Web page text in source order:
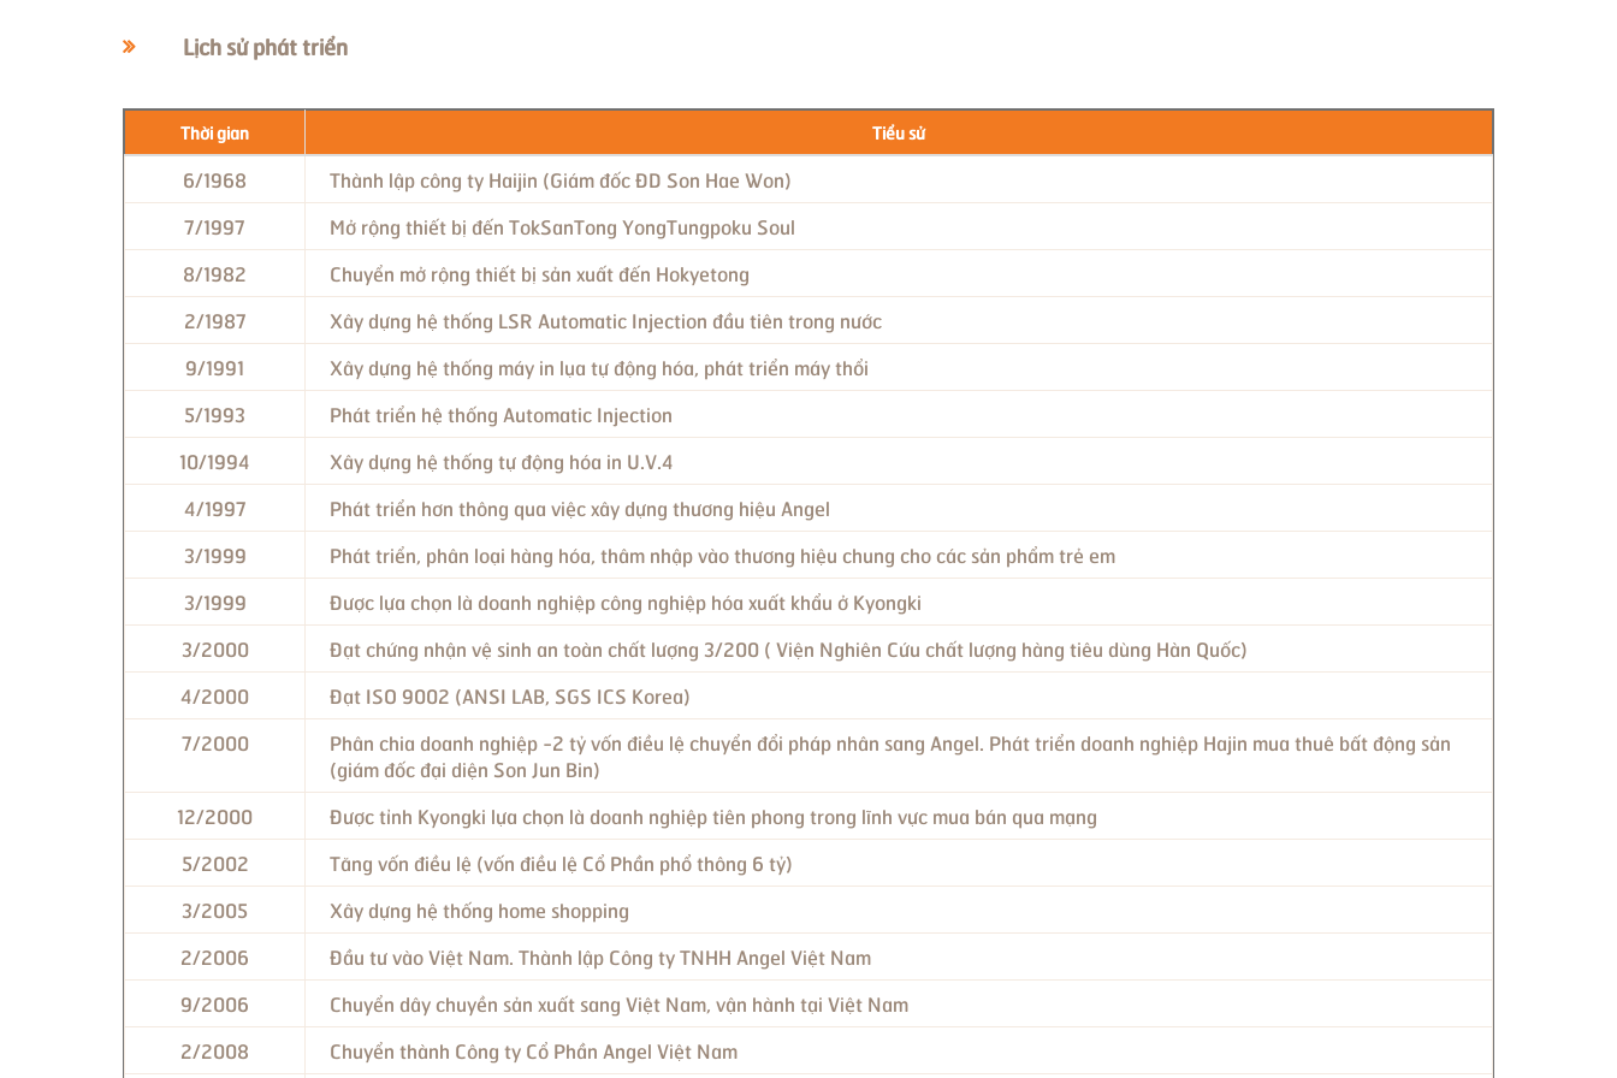
Lịch sử phát triển
Thời gian Tiểu sử
6/1968
Thành lập công ty Haijin (Giám đốc ĐD Son Hae Won)
7/1997
Mở rộng thiết bị đến TokSanTong YongTungpoku Soul
8/1982
Chuyển mở rộng thiết bị sản xuất đến Hokyetong
2/1987
Xây dựng hệ thống LSR Automatic Injection đầu tiên trong nước
9/1991
Xây dựng hệ thống máy in lụa tự động hóa, phát triển máy thổi
5/1993
Phát triển hệ thống Automatic Injection
10/1994
Xây dựng hệ thống tự động hóa in U.V.4
4/1997
Phát triển hơn thông qua việc xây dựng thương hiệu Angel
3/1999
Phát triển, phân loại hàng hóa, thâm nhập vào thương hiệu chung cho các sản phẩm trẻ em
3/1999
Được lựa chọn là doanh nghiệp công nghiệp hóa xuất khẩu ở Kyongki
3/2000
Đạt chứng nhận vệ sinh an toàn chất lượng 3/200 ( Viện Nghiên Cứu chất lượng hàng tiêu dùng Hàn Quốc)
4/2000
Đạt ISO 9002 (ANSI LAB, SGS ICS Korea)
7/2000
Phân chia doanh nghiệp -2 tỷ vốn điều lệ chuyển đổi pháp nhân sang Angel. Phát triển doanh nghiệp Hajin mua thuê bất động sản
(giám đốc đại diện Son Jun Bin)
12/2000
Được tỉnh Kyongki lựa chọn là doanh nghiệp tiên phong trong lĩnh vực mua bán qua mạng
5/2002
Tăng vốn điều lệ (vốn điều lệ Cổ Phần phổ thông 6 tỷ)
3/2005
Xây dựng hệ thống home shopping
2/2006
Đầu tư vào Việt Nam. Thành lập Công ty TNHH Angel Việt Nam
9/2006
Chuyển dây chuyền sản xuất sang Việt Nam, vận hành tại Việt Nam
2/2008
Chuyển thành Công ty Cổ Phần Angel Việt Nam